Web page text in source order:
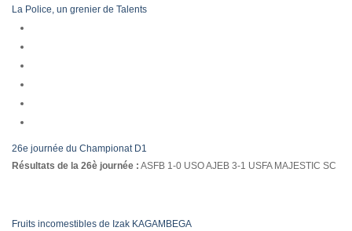
La Police, un grenier de Talents
26e journée du Championat D1
Résultats de la 26è journée : ASFB 1-0 USO AJEB 3-1 USFA MAJESTIC SC
Fruits incomestibles de Izak KAGAMBEGA